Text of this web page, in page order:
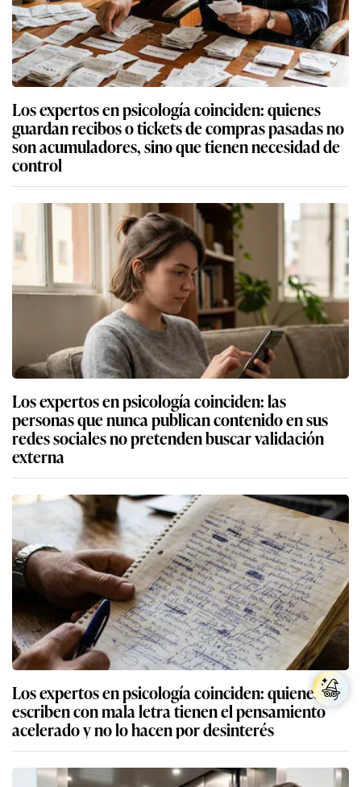
Los expertos en psicología coinciden: quienes
guardan recibos o tickets de compras pasadas no
son acumuladores, sino que tienen necesidad de
control
Los expertos en psicología coinciden: las
personas que nunca publican contenido en sus
redes sociales no pretenden buscar validación
externa
Los expertos en psicología coinciden: quienes
escriben con mala letra tienen el pensamiento
acelerado y no lo hacen por desinterés